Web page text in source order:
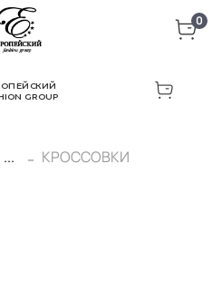
0
GROUP
... КРОССОВКИ